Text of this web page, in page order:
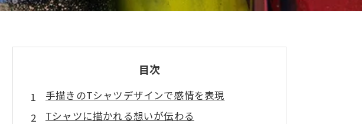
目次
手描きのTシャツデザインで感情を表現
Tシャツに描かれる想いが伝わる